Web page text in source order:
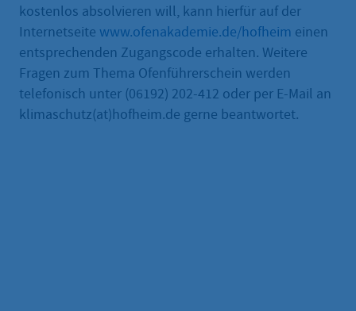
kostenlos absolvieren will, kann hierfür auf der
Internetseite www.ofenakademie.de/hofheim einen
entsprechenden Zugangscode erhalten. Weitere
Fragen zum Thema Ofenführerschein werden
telefonisch unter (06192) 202-412 oder per E-Mail an
klimaschutz(at)hofheim.de gerne beantwortet.